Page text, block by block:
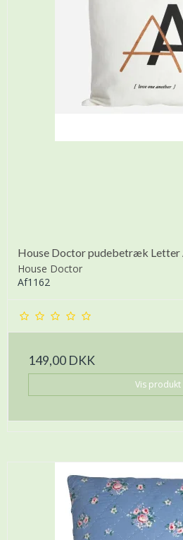
House Doctor pudebetræk Letter
House Doctor
Af1162
149,00 DKK
Vis produkt